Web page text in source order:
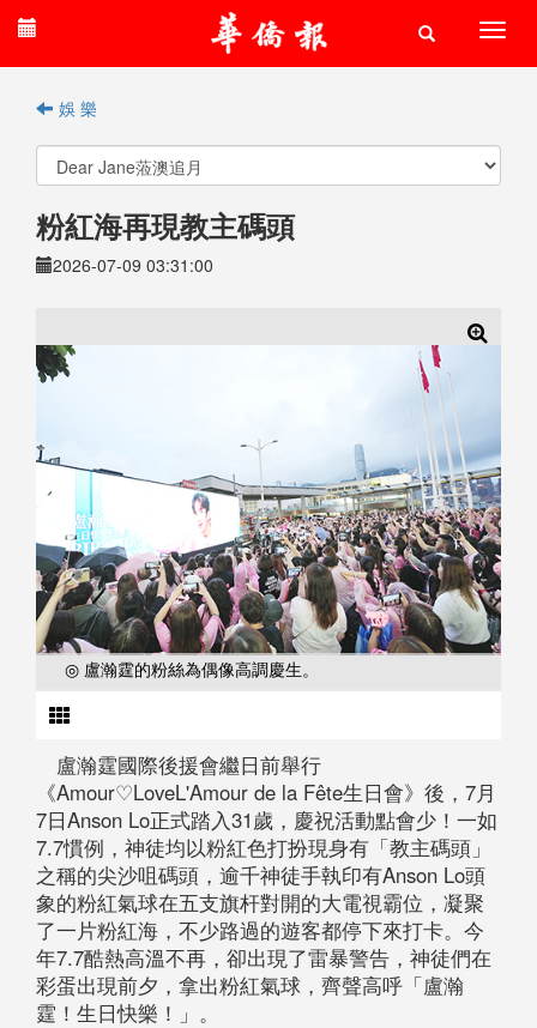
娛 樂
粉紅海再現教主碼頭
2026-07-09 03:31:00
◎ 盧瀚霆的粉絲為偶像高調慶生。
盧瀚霆國際後援會繼日前舉行
《Amour♡LoveL'Amour de la Fête生日會》後，7月
7日Anson Lo正式踏入31歲，慶祝活動點會少！一如
7.7慣例，神徒均以粉紅色打扮現身有「教主碼頭」
之稱的尖沙咀碼頭，逾千神徒手執印有Anson Lo頭
象的粉紅氣球在五支旗杆對開的大電視霸位，凝聚
了一片粉紅海，不少路過的遊客都停下來打卡。今
年7.7酷熱高溫不再，卻出現了雷暴警告，神徒們在
彩蛋出現前夕，拿出粉紅氣球，齊聲高呼「盧瀚
霆！生日快樂！」。